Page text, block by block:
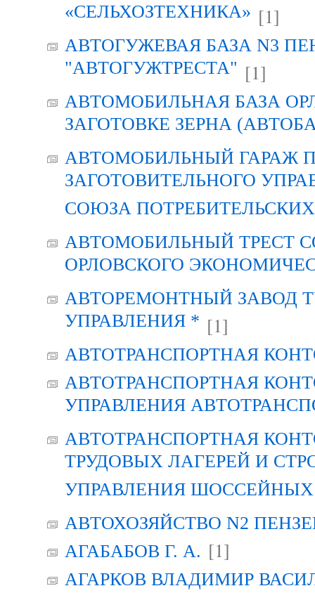
«СЕЛЬХОЗТЕХНИКА» [1]
АВТОГУЖЕВАЯ БАЗА N3
"АВТОГУЖТРЕСТА" [1]
АВТОМОБИЛЬНАЯ БАЗА
ЗАГОТОВКЕ ЗЕРНА
АВТОМОБИЛЬНЫЙ ГАРАЖ
ЗАГОТОВИТЕЛЬНОГО
СОЮЗА
АВТОМОБИЛЬНЫЙ ТРЕСТ
ОРЛОВСКОГО
АВТОРЕМОНТНЫЙ ЗАВОД
УПРАВЛЕНИЯ * [1]
АВТОТРАНСПОРТНАЯ
АВТОТРАНСПОРТНАЯ
УПРАВЛЕНИЯ
АВТОТРАНСПОРТНАЯ
ТРУДОВЫХ ЛАГЕРЕЙ И
УПРАВЛЕНИЯ
АВТОХОЗЯЙСТВО N2
АГАБАБОВ Г. А. [1]
АГАРКОВ ВЛАДИМИР